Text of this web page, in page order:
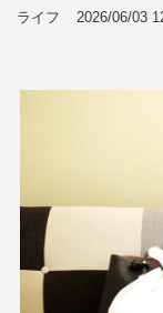
ライフ 2026/06/03